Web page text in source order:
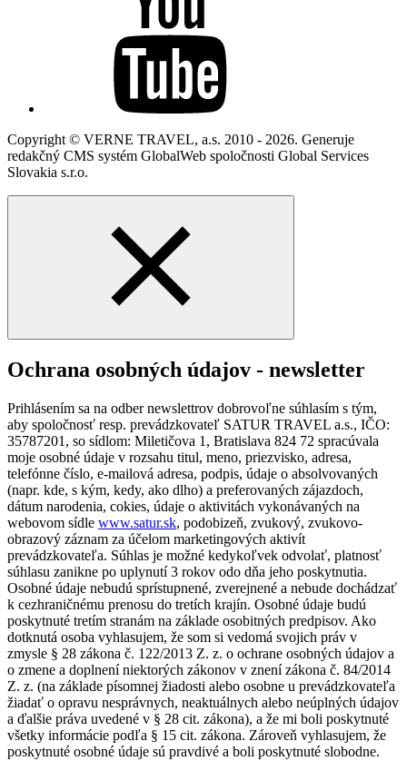
Copyright © VERNE TRAVEL, a.s. 2010 - 2026. Generuje
redakčný CMS systém GlobalWeb spoločnosti Global Services
Slovakia s.r.o.
Ochrana osobných údajov - newsletter
Prihlásením sa na odber newslettrov dobrovoľne súhlasím s tým,
aby spoločnosť resp. prevádzkovateľ SATUR TRAVEL a.s., IČO:
35787201, so sídlom: Miletičova 1, Bratislava 824 72 spracúvala
moje osobné údaje v rozsahu titul, meno, priezvisko, adresa,
telefónne číslo, e-mailová adresa, podpis, údaje o absolvovaných
(napr. kde, s kým, kedy, ako dlho) a preferovaných zájazdoch,
dátum narodenia, cokies, údaje o aktivitách vykonávaných na
webovom sídle www.satur.sk, podobizeň, zvukový, zvukovo-
obrazový záznam za účelom marketingových aktivít
prevádzkovateľa. Súhlas je možné kedykoľvek odvolať, platnosť
súhlasu zanikne po uplynutí 3 rokov odo dňa jeho poskytnutia.
Osobné údaje nebudú sprístupnené, zverejnené a nebude dochádzať
k cezhraničnému prenosu do tretích krajín. Osobné údaje budú
poskytnuté tretím stranám na základe osobitných predpisov. Ako
dotknutá osoba vyhlasujem, že som si vedomá svojich práv v
zmysle § 28 zákona č. 122/2013 Z. z. o ochrane osobných údajov a
o zmene a doplnení niektorých zákonov v znení zákona č. 84/2014
Z. z. (na základe písomnej žiadosti alebo osobne u prevádzkovateľa
žiadať o opravu nesprávnych, neaktuálnych alebo neúplných údajov
a ďalšie práva uvedené v § 28 cit. zákona), a že mi boli poskytnuté
všetky informácie podľa § 15 cit. zákona. Zároveň vyhlasujem, že
poskytnuté osobné údaje sú pravdivé a boli poskytnuté slobodne.